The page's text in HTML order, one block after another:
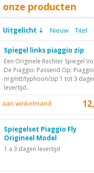
onze producten
Uitgelicht Nieuw Titel
Spiegel links piaggio zip
Een Originele Rechter Spiegel
De Piaggio: Passend Op: Piaggio
nrg/ntt/typhoon/zip 1 tot 3
levertijd..
winkelmand
Spiegelset Piaggio Fly
Origineel Model
1 a 3 dagen levertijd